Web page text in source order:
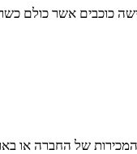
אשר כולם
של החברה או